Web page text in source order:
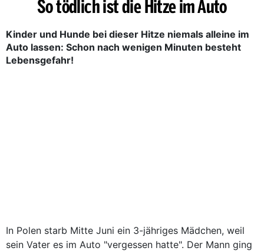
So tödlich ist die Hitze im Auto
Kinder und Hunde bei dieser Hitze niemals alleine im
Auto lassen: Schon nach wenigen Minuten besteht
Lebensgefahr!
In Polen starb Mitte Juni ein 3-jähriges Mädchen, weil
sein Vater es im Auto "vergessen hatte". Der Mann ging